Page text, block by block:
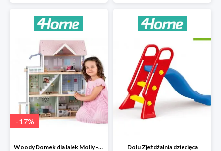
-17%
Woody Domek dla lalek Molly -78zł Dolu Zjeżdżalnia dziecięca